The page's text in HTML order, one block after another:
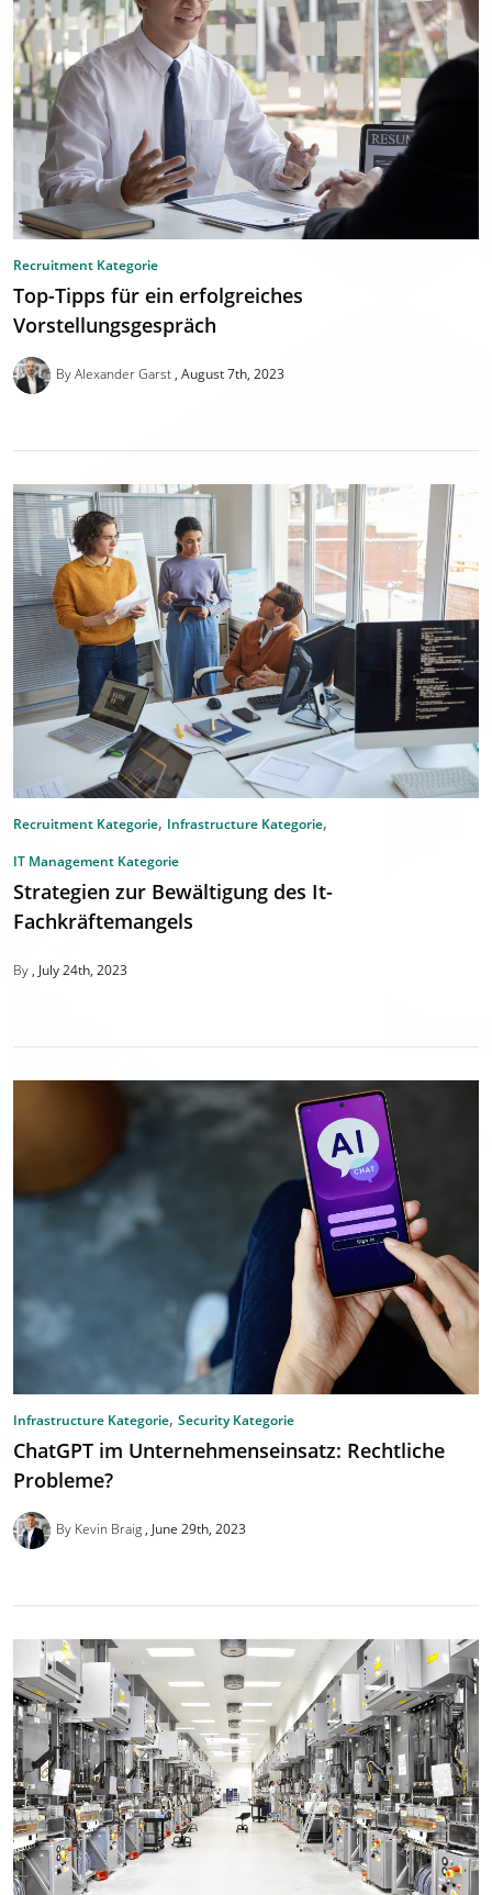
Recruitment Kategorie
Top-Tipps für ein erfolgreiches
Vorstellungsgespräch
By Alexander Garst August 7th, 2023
Recruitment Kategorie, Infrastructure Kategorie,
IT Management Kategorie
Strategien zur Bewältigung des It-
Fachkräftemangels
By July 24th, 2023
Infrastructure Kategorie, Security Kategorie
ChatGPT im Unternehmenseinsatz: Rechtliche
Probleme?
By Kevin Braig June 29th, 2023